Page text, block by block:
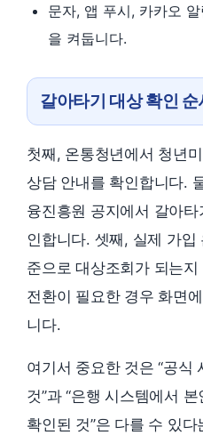
문자, 앱 푸시, 카카오
을 켜둡니다.
갈아타기 대상 확인 순
첫째, 온통청년에서 청년
상담 안내를 확인합니다.
융진흥원 공지에서 갈아
인합니다. 셋째, 실제 가입
준으로 대상조회가 되는
전환이 필요한 경우 화면
니다.
여기서 중요한 것은 “공식
것”과 “은행 시스템에서
확인된 것”은 다를 수 있